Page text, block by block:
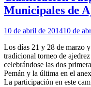
Municipales de
10 de abril de 201410 de
Los días 21 y 28 de marzo
tradicional torneo de
celebrándose las dos
Pemán y la última en el
La participación en este